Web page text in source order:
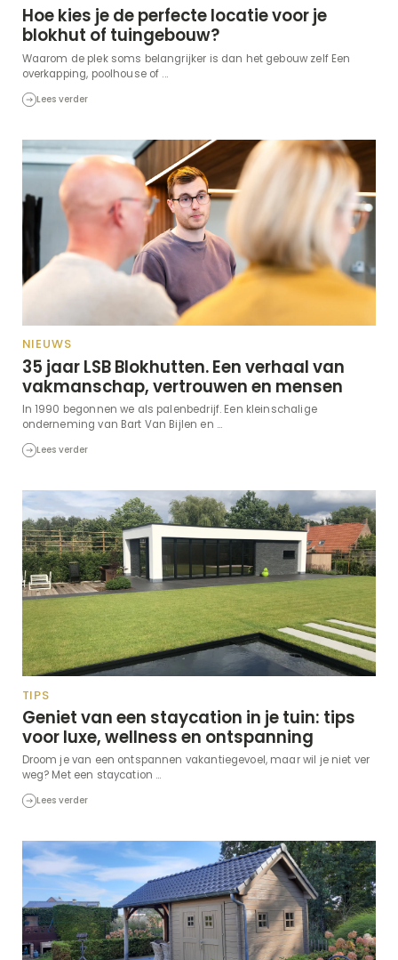
Hoe kies je de perfecte locatie voor je
blokhut of tuingebouw?
Waarom de plek soms belangrijker is dan het gebouw zelf Een
overkapping, poolhouse of ...
Lees verder
NIEUWS
35 jaar LSB Blokhutten. Een verhaal van
vakmanschap, vertrouwen en mensen
In 1990 begonnen we als palenbedrijf. Een kleinschalige
onderneming van Bart Van Bijlen en ...
Lees verder
TIPS
Geniet van een staycation in je tuin: tips
voor luxe, wellness en ontspanning
Droom je van een ontspannen vakantiegevoel, maar wil je niet ver
weg? Met een staycation ...
Lees verder